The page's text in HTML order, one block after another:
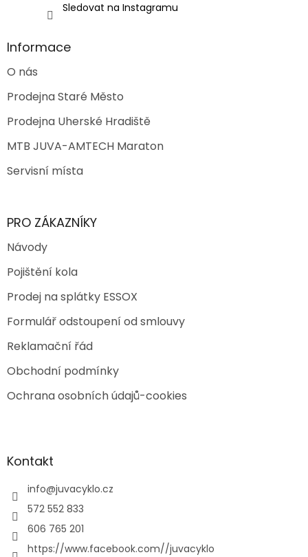
Sledovat na Instagramu
Informace
O nás
Prodejna Staré Město
Prodejna Uherské Hradiště
MTB JUVA-AMTECH Maraton
Servisní místa
PRO ZÁKAZNÍKY
Návody
Pojištění kola
Prodej na splátky ESSOX
Formulář odstoupení od smlouvy
Reklamační řád
Obchodní podmínky
Ochrana osobních údajů-cookies
Kontakt
info@juvacyklo.cz
572 552 833
606 765 201
https://www.facebook.com//juvacyklo